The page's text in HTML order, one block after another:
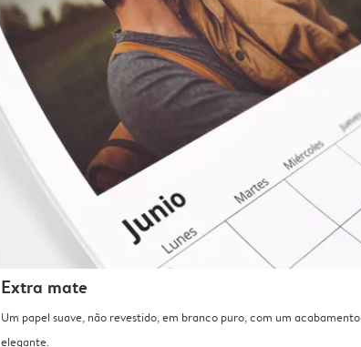
Extra mate
Um papel suave, não revestido, em branco puro, com um acabamento
elegante.